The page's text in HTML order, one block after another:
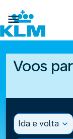

Voos
Ida e volta expand_more